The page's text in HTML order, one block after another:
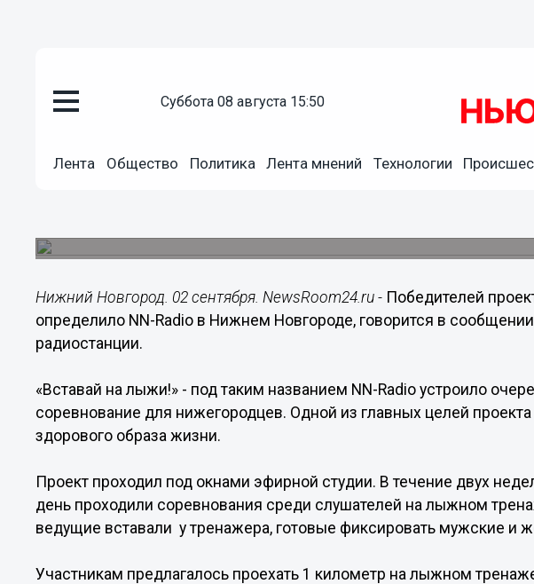
суббота 08 августа 15:50
Лента Общество Политика Лента мнений Технологии
Победителей проекта «Вставай на лыжи!»
Нижний Новгород. 02 сентября. NewsRoom24.ru - Победителей
определило NN-Radio в Нижнем Новгороде, говорится в
радиостанции.
«Вставай на лыжи!» - под таким названием NN-Radio устроило
соревнование для нижегородцев. Одной из главных целей
здорового образа жизни.
Проект проходил под окнами эфирной студии. В течение двух
день проходили соревнования среди слушателей на лыжном
ведущие вставали у тренажера, готовые фиксировать мужские и
Участникам предлагалось проехать 1 километр на лыжном